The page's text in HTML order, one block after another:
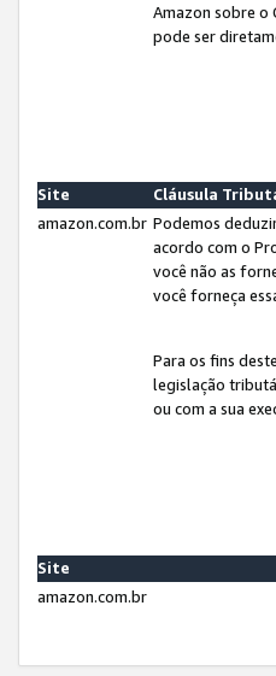
Amazon sobre o
pode ser
Site
Cláusula
amazon.com.br Podemos
acordo com o
você não as
você forneça
Para os fins
legislação
ou com a sua
Site
amazon.com.br